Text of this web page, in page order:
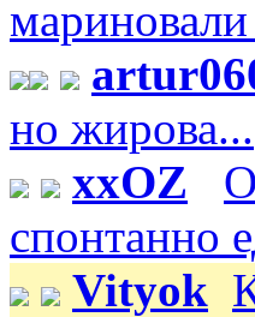
но жирова...
xxOZ
спонтанно
Vityok